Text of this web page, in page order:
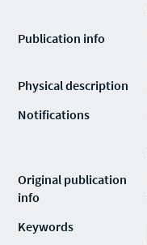
Publication info
Physical description
Notifications
Original publication
info
Keywords